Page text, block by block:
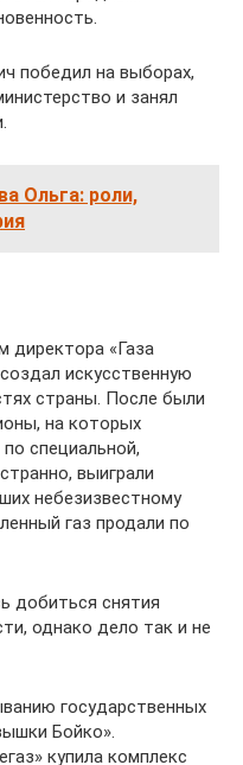
победил на выборах,
и занял
Ольга: роли,
директора «Газа
искусственную
страны. После были
на которых
специальной,
выиграли
небезизвестному
газ продали по
добиться снятия
однако дело так и не
государственных
Бойко».
купила комплекс